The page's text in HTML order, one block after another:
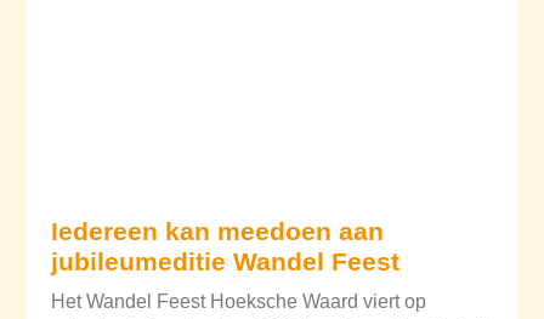
Iedereen kan meedoen aan
jubileumeditie Wandel Feest
Het Wandel Feest Hoeksche Waard viert op